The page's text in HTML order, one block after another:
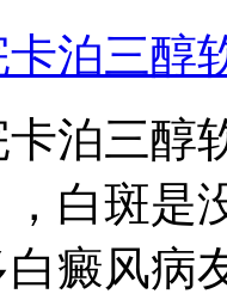
卡泊三醇
卡泊三醇
白斑是
癜风病